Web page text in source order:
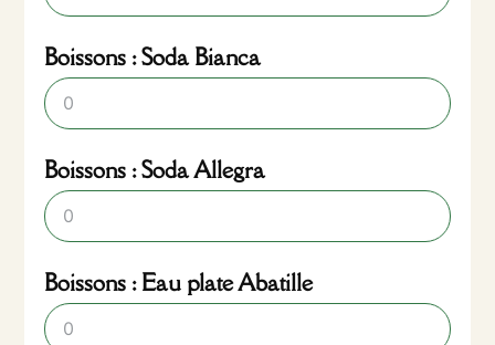
Boissons : Soda Bianca
Boissons : Soda Allegra
Boissons : Eau plate Abatille